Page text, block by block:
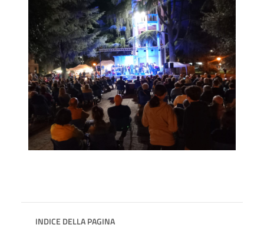
INDICE DELLA PAGINA